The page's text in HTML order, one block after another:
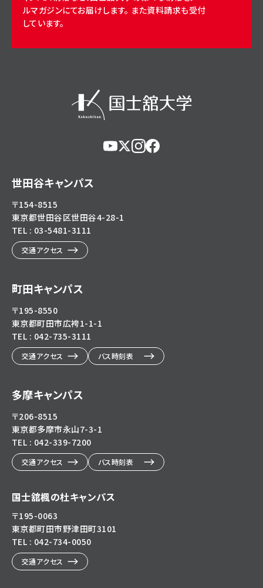
ルマガジンにてお届けします。 また資料請求も受付
しています。
世田谷キャンパス
〒154-8515
東京都世田谷区世田谷4-28-1
TEL : 03-5481-3111
交通アクセス
町田キャンパス
〒195-8550
東京都町田市広袴1-1-1
TEL : 042-735-3111
交通アクセス バス時刻表
多摩キャンパス
〒206-8515
東京都多摩市永山7-3-1
TEL : 042-339-7200
交通アクセス バス時刻表
国士舘楓の杜キャンパス
〒195-0063
東京都町田市野津田町3101
TEL : 042-734-0050
交通アクセス